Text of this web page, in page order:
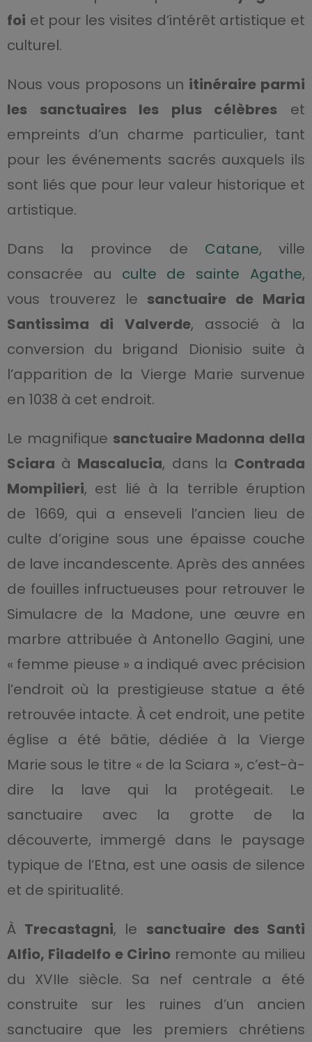
foi et pour les visites d’intérêt artistique et
culturel.
Nous vous proposons un itinéraire parmi
les sanctuaires les plus célèbres et
empreints d’un charme particulier, tant
pour les événements sacrés auxquels ils
sont liés que pour leur valeur historique et
artistique.
Dans la province de Catane, ville
consacrée au culte de sainte Agathe,
vous trouverez le sanctuaire de Maria
Santissima di Valverde, associé à la
conversion du brigand Dionisio suite à
l’apparition de la Vierge Marie survenue
en 1038 à cet endroit.
Le magnifique sanctuaire Madonna della
Sciara à Mascalucia, dans la Contrada
Mompilieri, est lié à la terrible éruption
de 1669, qui a enseveli l’ancien lieu de
culte d’origine sous une épaisse couche
de lave incandescente. Après des années
de fouilles infructueuses pour retrouver le
Simulacre de la Madone, une œuvre en
marbre attribuée à Antonello Gagini, une
« femme pieuse » a indiqué avec précision
l’endroit où la prestigieuse statue a été
retrouvée intacte. À cet endroit, une petite
église a été bâtie, dédiée à la Vierge
Marie sous le titre « de la Sciara », c’est-à-
dire la lave qui la protégeait. Le
sanctuaire avec la grotte de la
découverte, immergé dans le paysage
typique de l’Etna, est une oasis de silence
et de spiritualité.
À Trecastagni, le sanctuaire des Santi
Alfio, Filadelfo e Cirino remonte au milieu
du XVIIe siècle. Sa nef centrale a été
construite sur les ruines d’un ancien
sanctuaire que les premiers chrétiens